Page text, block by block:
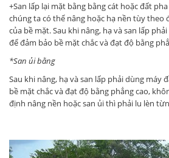
+San lấp lại mặt bằng bằng cát hoặc đất
chúng ta có thể nâng hoặc hạ nền tùy theo
của bề mặt. Sau khi nâng, hạ và san lấp
để đảm bảo bề mặt chắc và đạt độ bằng
*San ủi bằng
Sau khi nâng, hạ và san lấp phải dùng máy
bề mặt chắc và đạt độ bằng phẳng cao,
định nâng nền hoặc san ủi thì phải lu lèn